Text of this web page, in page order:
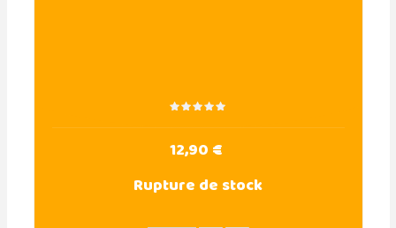
12,90 €
Rupture de stock